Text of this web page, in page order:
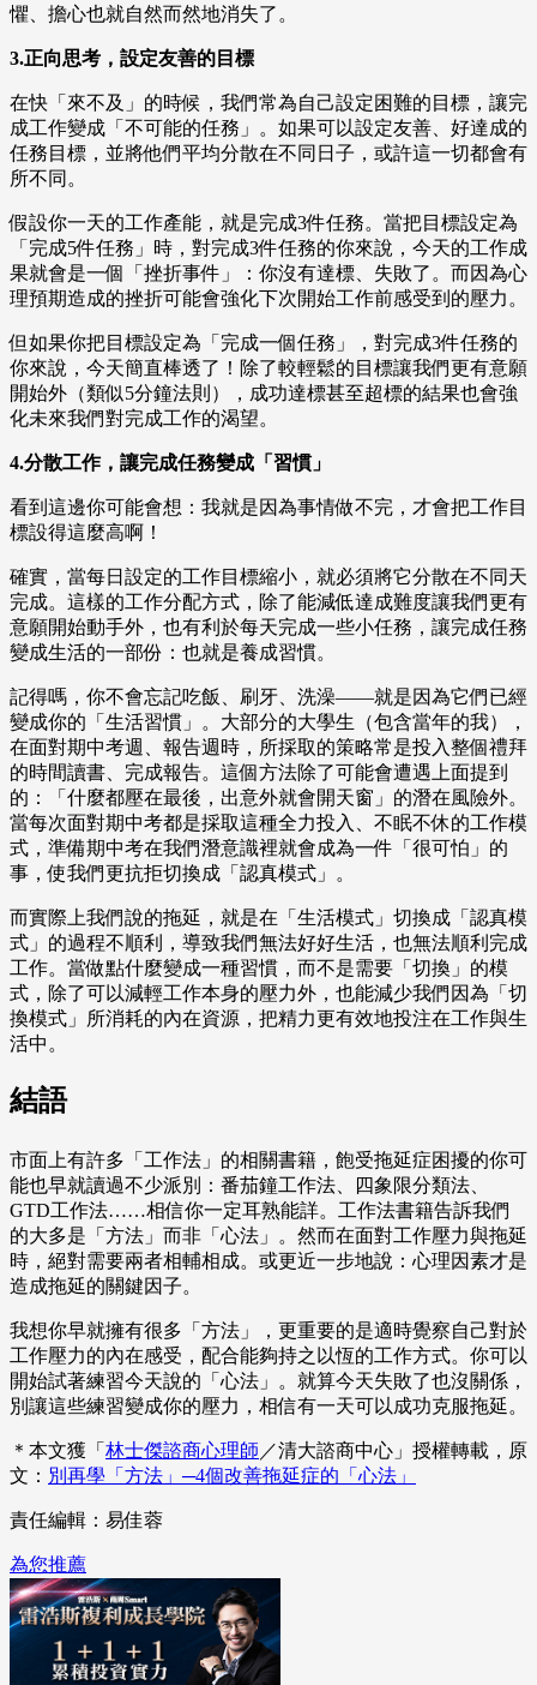
懼、擔心也就自然而然地消失了。
3.正向思考，設定友善的目標
在快「來不及」的時候，我們常為自己設定困難的目標，讓完
成工作變成「不可能的任務」。如果可以設定友善、好達成的
任務目標，並將他們平均分散在不同日子，或許這一切都會有
所不同。
假設你一天的工作產能，就是完成3件任務。當把目標設定為
「完成5件任務」時，對完成3件任務的你來說，今天的工作成
果就會是一個「挫折事件」：你沒有達標、失敗了。而因為心
理預期造成的挫折可能會強化下次開始工作前感受到的壓力。
但如果你把目標設定為「完成一個任務」，對完成3件任務的
你來說，今天簡直棒透了！除了較輕鬆的目標讓我們更有意願
開始外（類似5分鐘法則），成功達標甚至超標的結果也會強
化未來我們對完成工作的渴望。
4.分散工作，讓完成任務變成「習慣」
看到這邊你可能會想：我就是因為事情做不完，才會把工作目
標設得這麼高啊！
確實，當每日設定的工作目標縮小，就必須將它分散在不同天
完成。這樣的工作分配方式，除了能減低達成難度讓我們更有
意願開始動手外，也有利於每天完成一些小任務，讓完成任務
變成生活的一部份：也就是養成習慣。
記得嗎，你不會忘記吃飯、刷牙、洗澡——就是因為它們已經
變成你的「生活習慣」。大部分的大學生（包含當年的我），
在面對期中考週、報告週時，所採取的策略常是投入整個禮拜
的時間讀書、完成報告。這個方法除了可能會遭遇上面提到
的：「什麼都壓在最後，出意外就會開天窗」的潛在風險外。
當每次面對期中考都是採取這種全力投入、不眠不休的工作模
式，準備期中考在我們潛意識裡就會成為一件「很可怕」的
事，使我們更抗拒切換成「認真模式」。
而實際上我們說的拖延，就是在「生活模式」切換成「認真模
式」的過程不順利，導致我們無法好好生活，也無法順利完成
工作。當做點什麼變成一種習慣，而不是需要「切換」的模
式，除了可以減輕工作本身的壓力外，也能減少我們因為「切
換模式」所消耗的內在資源，把精力更有效地投注在工作與生
活中。
結語
市面上有許多「工作法」的相關書籍，飽受拖延症困擾的你可
能也早就讀過不少派別：番茄鐘工作法、四象限分類法、
GTD工作法……相信你一定耳熟能詳。工作法書籍告訴我們
的大多是「方法」而非「心法」。然而在面對工作壓力與拖延
時，絕對需要兩者相輔相成。或更近一步地說：心理因素才是
造成拖延的關鍵因子。
我想你早就擁有很多「方法」，更重要的是適時覺察自己對於
工作壓力的內在感受，配合能夠持之以恆的工作方式。你可以
開始試著練習今天說的「心法」。就算今天失敗了也沒關係，
別讓這些練習變成你的壓力，相信有一天可以成功克服拖延。
＊本文獲「 林士傑諮商心理師 ／清大諮商中心」授權轉載，原
文： 別再學「方法」─4個改善拖延症的「心法」
責任編輯：易佳蓉
為您推薦